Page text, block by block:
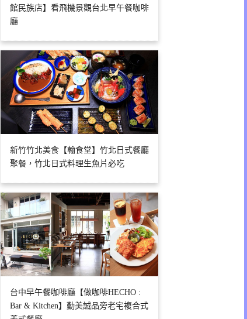
館民族店】看飛機景觀台北早午餐咖啡
廳
新竹竹北美食【翰食堂】竹北日式餐廳
聚餐，竹北日式料理生魚片必吃
台中早午餐咖啡廳【做咖啡HECHO :
Bar & Kitchen】勤美誠品旁老宅複合式